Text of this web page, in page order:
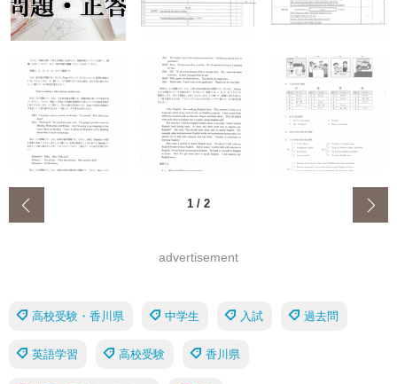
1 / 2
advertisement
高校受験・香川県 中学生 入試 過去問
英語学習 高校受験 香川県